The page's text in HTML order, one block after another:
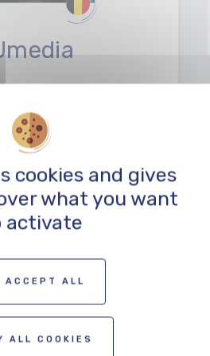
LE RÉSEAU
cookies and gives
what you want
activate
ACCEPT ALL
ALL COOKIES